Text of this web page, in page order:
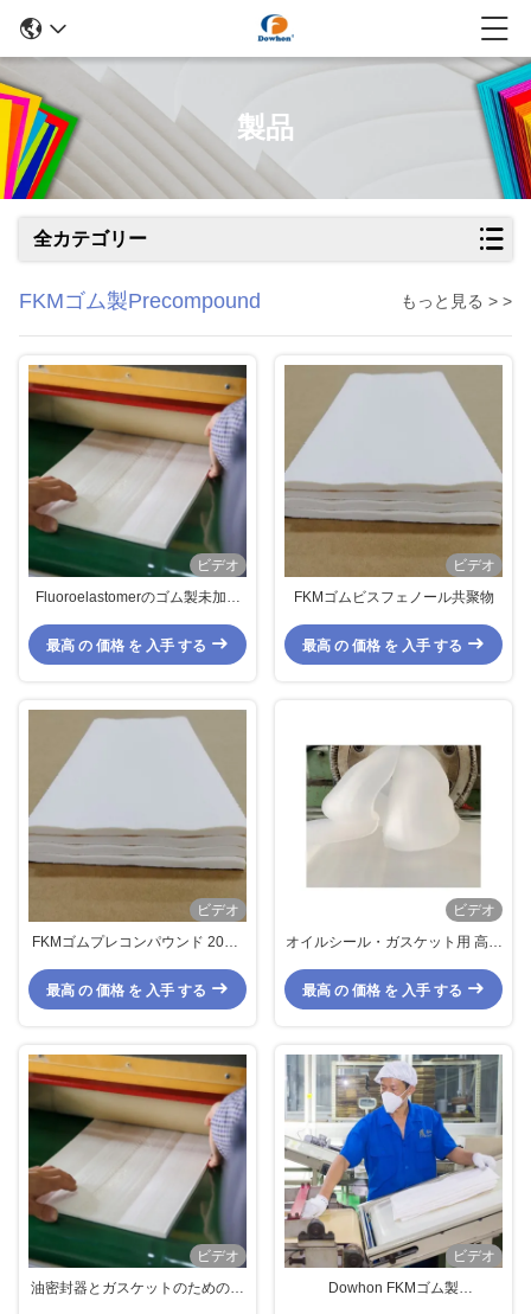
製品
全カテゴリー
FKMゴム製Precompound もっと見る > >
ビデオ
Fluoroelastomerのゴム製未加工
最高 の 価格 を 入手 する
ビデオ
FKMゴムビスフェノール共聚物
最高 の 価格 を 入手 する
ビデオ
FKMゴムプレコンパウンド 20KG
リング用)
最高 の 価格 を 入手 する
ビデオ
オイルシール・ガスケット用 高フ
FKMゴムプレコンパウンド 無臭
最高 の 価格 を 入手 する
ビデオ
油密封器とガスケットのための高
ビデオ
Dowhon FKMゴム製